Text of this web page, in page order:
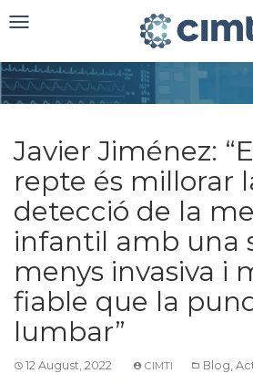
Toggle
Javier Jiménez:
repte és millorar
detecció de la
infantil amb una
menys invasiva i
fiable que la
lumbar”
12 August, 2022 CIMTI Blog,